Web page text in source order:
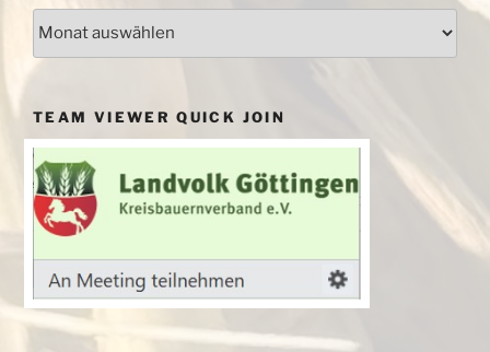
TEAM VIEWER QUICK JOIN